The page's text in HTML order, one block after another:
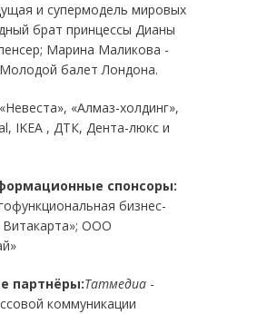
и супермодель мировых
брат принцессы Дианы
Марина Маликова -
балет Лондона.
«Алмаз-холдинг»,
IKEA , ДТК, Дента-люкс и
спонсоры:
бизнес-
Витакарта»; ООО
партнёры:Татмедиа-
коммуникации